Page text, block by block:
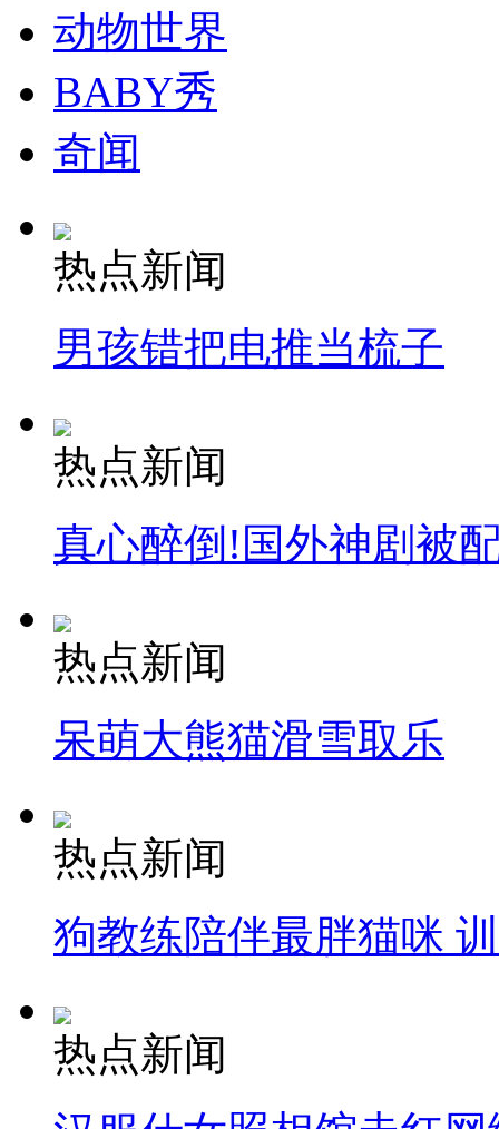
司机酒驾遇交警 急速倒车逃窜
动物世界
BABY秀
奇闻
热点新闻
男孩错把电推当梳子
热点新闻
真心醉倒!国外神剧被
热点新闻
呆萌大熊猫滑雪取乐
热点新闻
狗教练陪伴最胖猫咪
热点新闻